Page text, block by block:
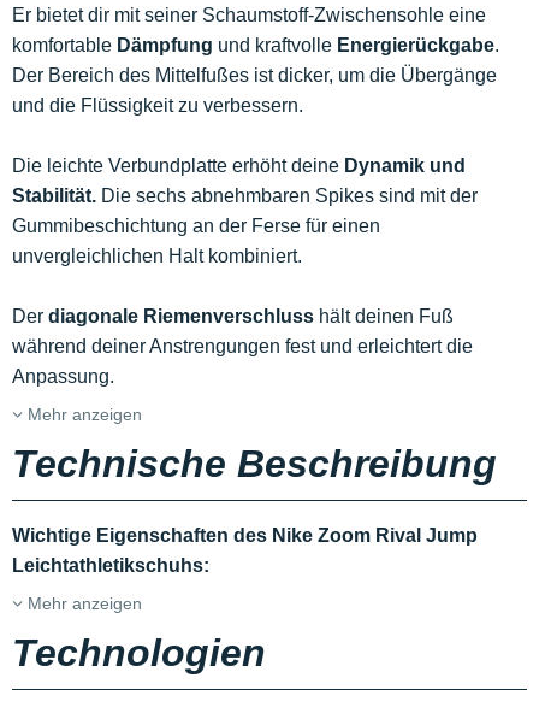
Er bietet dir mit seiner Schaumstoff-Zwischensohle eine
komfortable Dämpfung und kraftvolle Energierückgabe.
Der Bereich des Mittelfußes ist dicker, um die Übergänge
und die Flüssigkeit zu verbessern.
Die leichte Verbundplatte erhöht deine Dynamik und
Stabilität. Die sechs abnehmbaren Spikes sind mit der
Gummibeschichtung an der Ferse für einen
unvergleichlichen Halt kombiniert.
Der diagonale Riemenverschluss hält deinen Fuß
während deiner Anstrengungen fest und erleichtert die
Anpassung.
Mehr anzeigen
Technische Beschreibung
Wichtige Eigenschaften des Nike Zoom Rival Jump
Leichtathletikschuhs:
Mehr anzeigen
Technologien